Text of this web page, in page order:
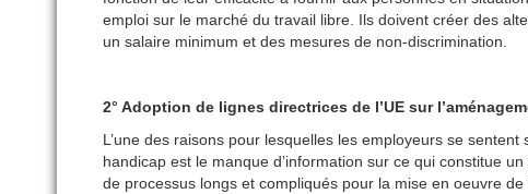
emploi sur le marché du travail libre. Ils doivent créer des
un salaire minimum et des mesures de non-discrimination.
2° Adoption de lignes directrices de l’UE sur
L’une des raisons pour lesquelles les employeurs se
handicap est le manque d’information sur ce qui constitue
de processus longs et compliqués pour la mise en oeuvre de